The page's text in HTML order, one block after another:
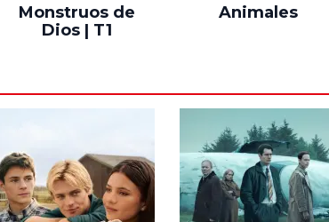
Monstruos de
Dios | T1
Animales